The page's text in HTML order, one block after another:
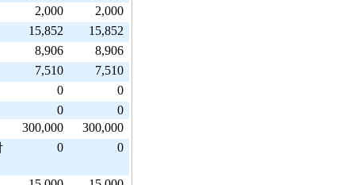
2,000
2,000
15,852
15,852
8,906
8,906
7,510
7,510
0
0
0
0
300,000
300,000
0 0